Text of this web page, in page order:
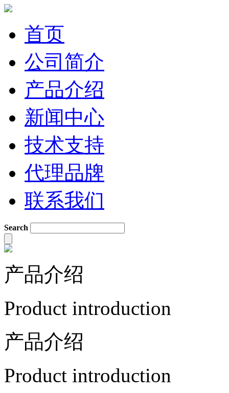
首页
公司简介
产品介绍
新闻中心
技术支持
代理品牌
联系我们
Search
产品介绍
Product introduction
产品介绍
Product introduction